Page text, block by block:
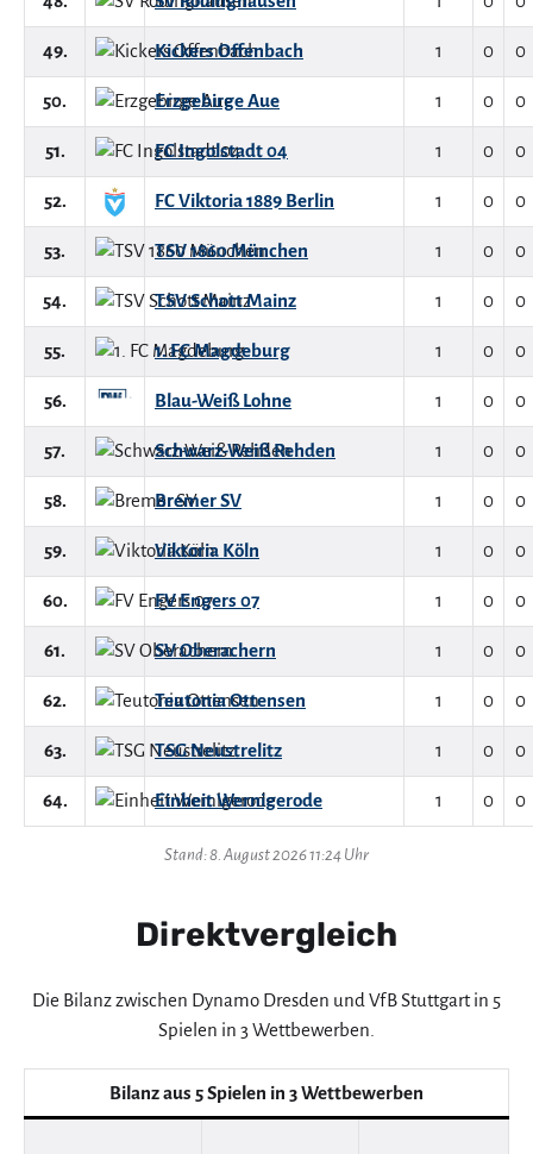
49. Kickers Offenbach 1 0 0
50. Erzgebirge Aue 1 0 0
51. FC Ingolstadt 04 1 0 0
52. FC Viktoria 1889 Berlin 1 0 0
53. TSV 1860 München 1 0 0
54. TSV Schott Mainz 1 0 0
55. 1. FC Magdeburg 1 0 0
56. Blau-Weiß Lohne 1 0 0
57. Schwarz-Weiß Rehden 1 0 0
58. Bremer SV 1 0 0
59. Viktoria Köln 1 0 0
60. FV Engers 07 1 0 0
61. SV Oberachern 1 0 0
62. Teutonia Ottensen 1 0 0
63. TSG Neustrelitz 1 0 0
64. Einheit Wernigerode 1 0 0
Stand: 8. August 2026 11:24 Uhr
Direktvergleich
Die Bilanz zwischen Dynamo Dresden und VfB Stuttgart in 5
Spielen in 3 Wettbewerben.
Bilanz aus 5 Spielen in 3 Wettbewerben